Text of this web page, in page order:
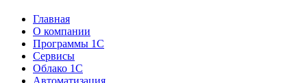
Главная
О компании
Программы 1С
Сервисы
Облако 1С
Автоматизация